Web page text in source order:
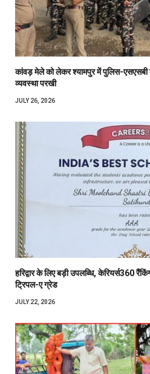
कांवड़ मेले को लेकर श्यामपुर में पुलिस-एसएसबी
व्यवस्था परखी
JULY 26, 2026
हरिद्वार के लिए बड़ी उपलब्धि, केरियर्स360
ट्रिपल-ए ग्रेड
JULY 22, 2026